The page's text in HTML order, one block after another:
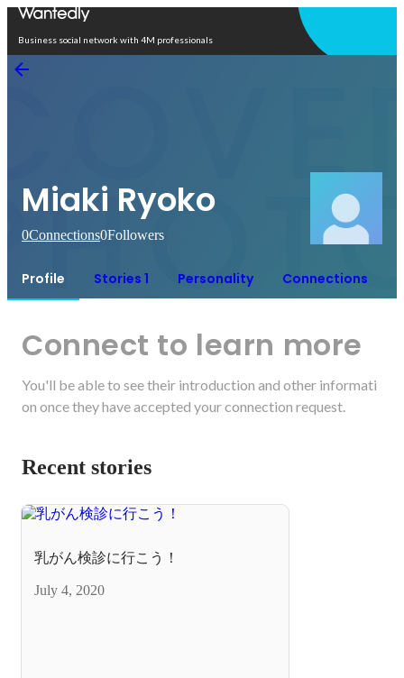
Business social network with 4M professionals
Miaki Ryoko
0Connections0Followers
Profile Stories 1 Personality Connections
Connect to learn more
You'll be able to see their introduction and other informati
on once they have accepted your connection request.
Recent stories
乳がん検診に行こう！
July 4, 2020